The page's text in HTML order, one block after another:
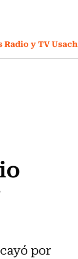
Radio y TV Usach
por